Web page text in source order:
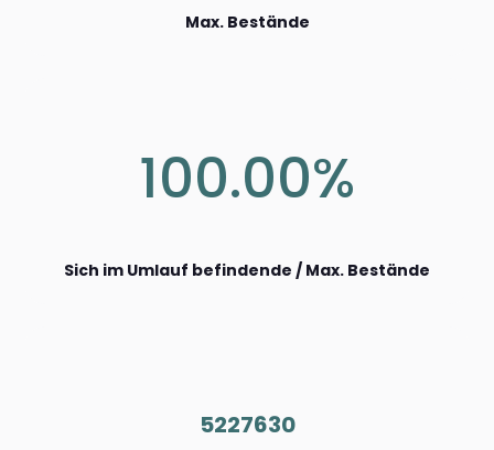
Max. Bestände
100.00%
Sich im Umlauf befindende / Max. Bestände
5227630